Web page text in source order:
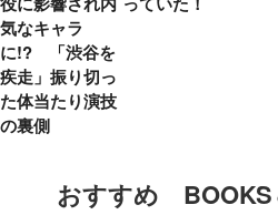
気なキャラ
に!? 「渋谷を
疾走」振り切っ
た体当たり演技
の裏側
おすすめ BOOKS